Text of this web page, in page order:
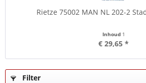
Rietze 75002 MAN NL 202-2
Inhoud 1
€ 29,65 *
Filter